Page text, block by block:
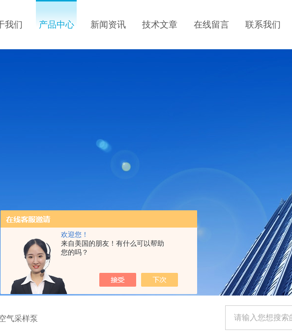
欢迎您！
来自美国的朋友！有什么可以帮助
您的吗？
我们 产品中心 新闻资讯 技术文章 在线留言 联系我们
气采样泵